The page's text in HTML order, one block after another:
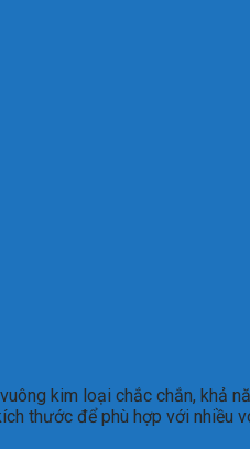
kim loại chắc chắn, khả
thước để phù hợp với nhiều